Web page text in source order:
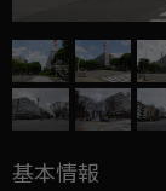
基本情報